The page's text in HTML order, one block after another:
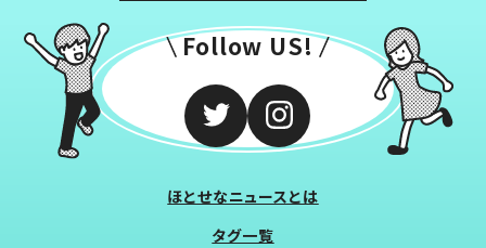
Follow US!
ほとせなニュースとは
タグ一覧